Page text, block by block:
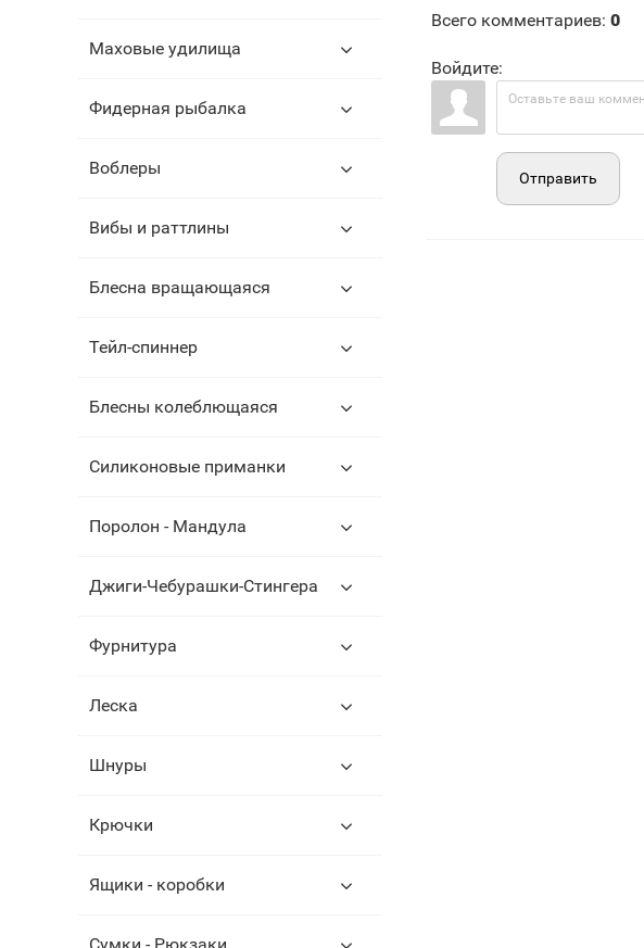
Всего комментариев: 0
Войдите:
Отправить
Маховые удилища
Фидерная рыбалка
Воблеры
Вибы и раттлины
Блесна вращающаяся
Тейл-спиннер
Блесны колеблющаяся
Силиконовые приманки
Поролон - Мандула
Джиги-Чебурашки-Стингера
Фурнитура
Леска
Шнуры
Крючки
Ящики - коробки